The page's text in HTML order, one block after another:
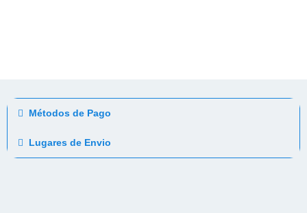
Métodos de Pago
Lugares de Envio